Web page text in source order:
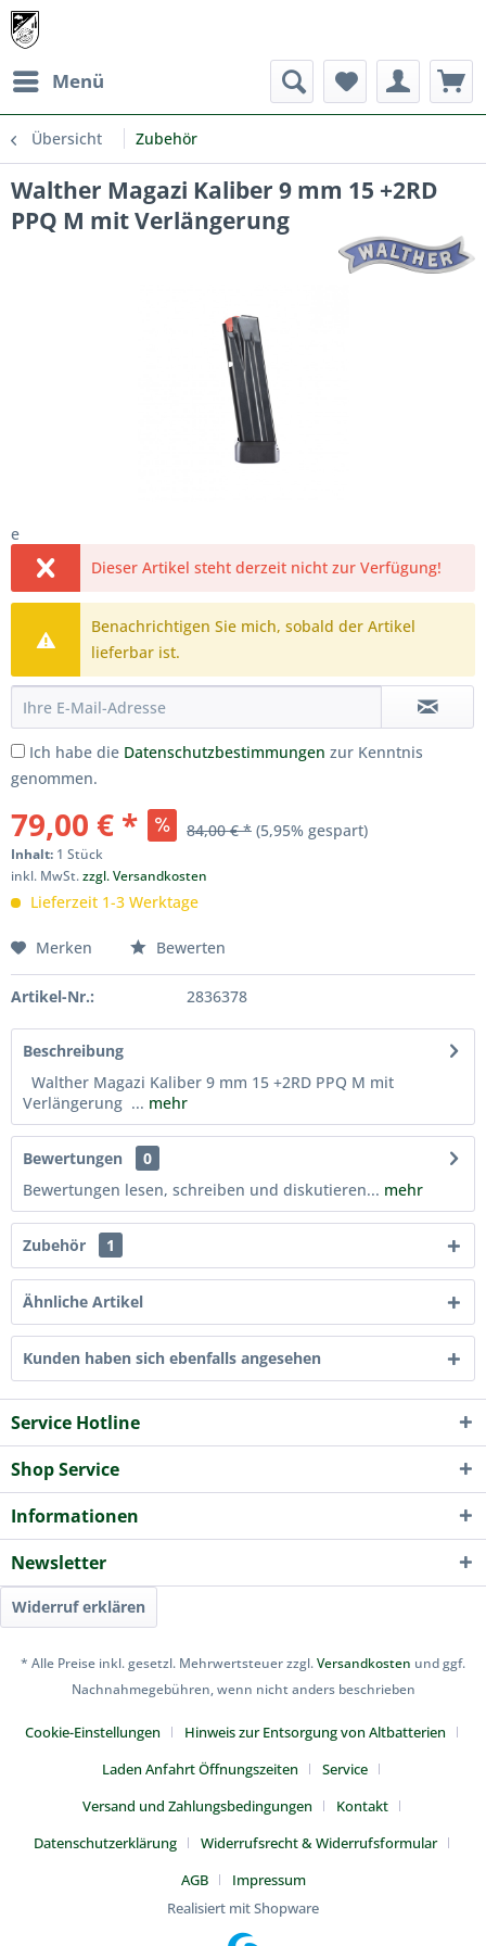
Menü
Übersicht Zubehör
Walther Magazi Kaliber 9 mm 15 +2RD
PPQ M mit Verlängerung
e
Dieser Artikel steht derzeit nicht zur Verfügung!
Benachrichtigen Sie mich, sobald der Artikel
lieferbar ist.
Ich habe die Datenschutzbestimmungen zur Kenntnis
genommen.
79,00 € * 84,00 € * (5,95% gespart)
Inhalt: 1 Stück
inkl. MwSt.zzgl. Versandkosten
Lieferzeit 1-3 Werktage
Merken Bewerten
Artikel-Nr.: 2836378
Beschreibung
Walther Magazi Kaliber 9 mm 15 +2RD PPQ M mit
Verlängerung ... mehr
Bewertungen
0
Bewertungen lesen, schreiben und diskutieren... mehr
Zubehör 1
Ähnliche Artikel
Kunden haben sich ebenfalls angesehen
Service Hotline
Shop Service
Informationen
Newsletter
Widerruf erklären
* Alle Preise inkl. gesetzl. Mehrwertsteuer zzgl.Versandkosten und ggf.
Nachnahmegebühren, wenn nicht anders beschrieben
Cookie-Einstellungen
Hinweis zur Entsorgung von Altbatterien
Laden Anfahrt Öffnungszeiten
Service
Versand und Zahlungsbedingungen
Kontakt
Datenschutzerklärung
Widerrufsrecht & Widerrufsformular
AGB
Impressum
Realisiert mit Shopware